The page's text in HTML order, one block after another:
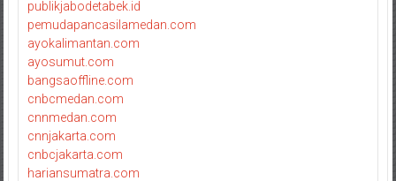
publikjabodetabek.id
pemudapancasilamedan.com
ayokalimantan.com
ayosumut.com
bangsaoffline.com
cnbcmedan.com
cnnmedan.com
cnnjakarta.com
cnbcjakarta.com
hariansumatra.com